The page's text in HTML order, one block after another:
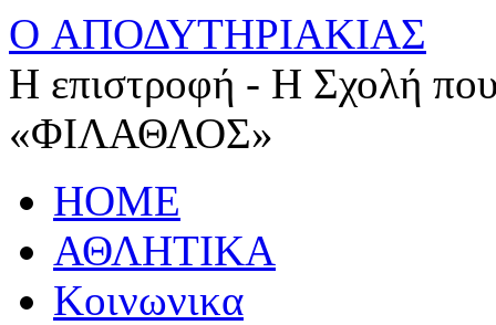
O ΑΠΟΔΥΤΗΡΙΑΚΙΑΣ
Η επιστροφή - Η Σχολή
«ΦΙΛΑΘΛΟΣ»
HOME
ΑΘΛΗΤΙΚΑ
Κοινωνικα